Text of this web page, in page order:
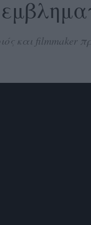
και filmmaker